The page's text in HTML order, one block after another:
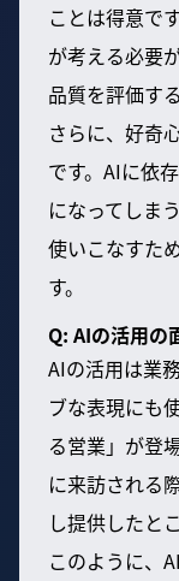
ことは得意で
が考える必要
品質を評価す
さらに、好奇
です。AIに依
になってしま
使いこなすた
す。
Q: AIの活用の
AIの活用は業
ブな表現にも
る営業」が登
に来訪される
し提供したと
このように、